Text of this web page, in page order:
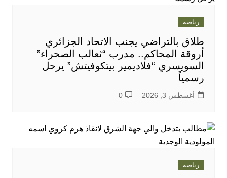
رياضة
طلاق بالتراضي يجنب الاتحاد الجزائري
أروقة المحاكم.. مدرب “ثعالب الصحراء”
السويسري “فلاديمير بيتكوفيتش” يرحل
رسمياً
أغسطس 3, 2026 0
رياضة